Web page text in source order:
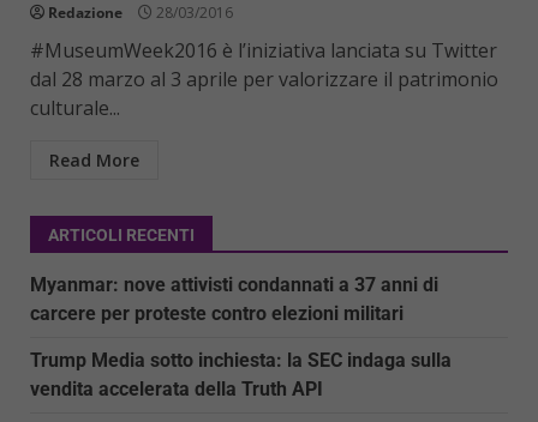
Redazione 28/03/2016
#MuseumWeek2016 è l’iniziativa lanciata su Twitter
dal 28 marzo al 3 aprile per valorizzare il patrimonio
culturale...
Read More
ARTICOLI RECENTI
Myanmar: nove attivisti condannati a 37 anni di
carcere per proteste contro elezioni militari
Trump Media sotto inchiesta: la SEC indaga sulla
vendita accelerata della Truth API